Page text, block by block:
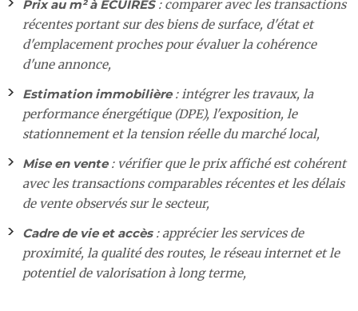
Prix au m² à ECUIRES: comparer avec les transactions
récentes portant sur des biens de surface, d'état et
d'emplacement proches pour évaluer la cohérence
d'une annonce,
Estimation immobilière: intégrer les travaux, la
performance énergétique (DPE), l'exposition, le
stationnement et la tension réelle du marché local,
Mise en vente: vérifier que le prix affiché est cohérent
avec les transactions comparables récentes et les délais
de vente observés sur le secteur,
Cadre de vie et accès: apprécier les services de
proximité, la qualité des routes, le réseau internet et le
potentiel de valorisation à long terme,